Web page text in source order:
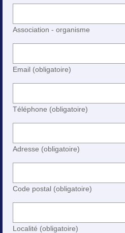
Association - organisme
Email (obligatoire)
Téléphone (obligatoire)
Adresse (obligatoire)
Code postal (obligatoire)
Localité (obligatoire)